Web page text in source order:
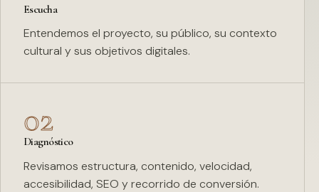
Escucha
Entendemos el proyecto, su público, su contexto
cultural y sus objetivos digitales.
02
Diagnóstico
Revisamos estructura, contenido, velocidad,
accesibilidad, SEO y recorrido de conversión.